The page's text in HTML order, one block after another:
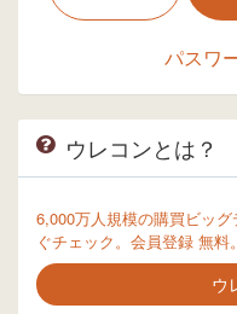
パスワ
ウレコンとは？
6,000万人規模の購買ビッ
ぐチェック。会員登録 無料。
ウ